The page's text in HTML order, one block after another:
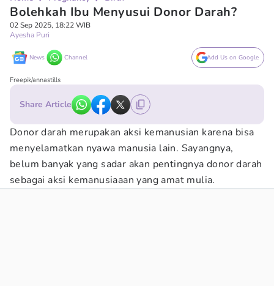
Bolehkah Ibu Menyusui Donor Darah?
02 Sep 2025, 18:22 WIB
Ayesha Puri
News Channel Add Us on Google
Freepik/annastills
Share Article
Donor darah merupakan aksi kemanusian karena bisa
menyelamatkan nyawa manusia lain. Sayangnya,
belum banyak yang sadar akan pentingnya donor darah
sebagai aksi kemanusiaaan yang amat mulia.